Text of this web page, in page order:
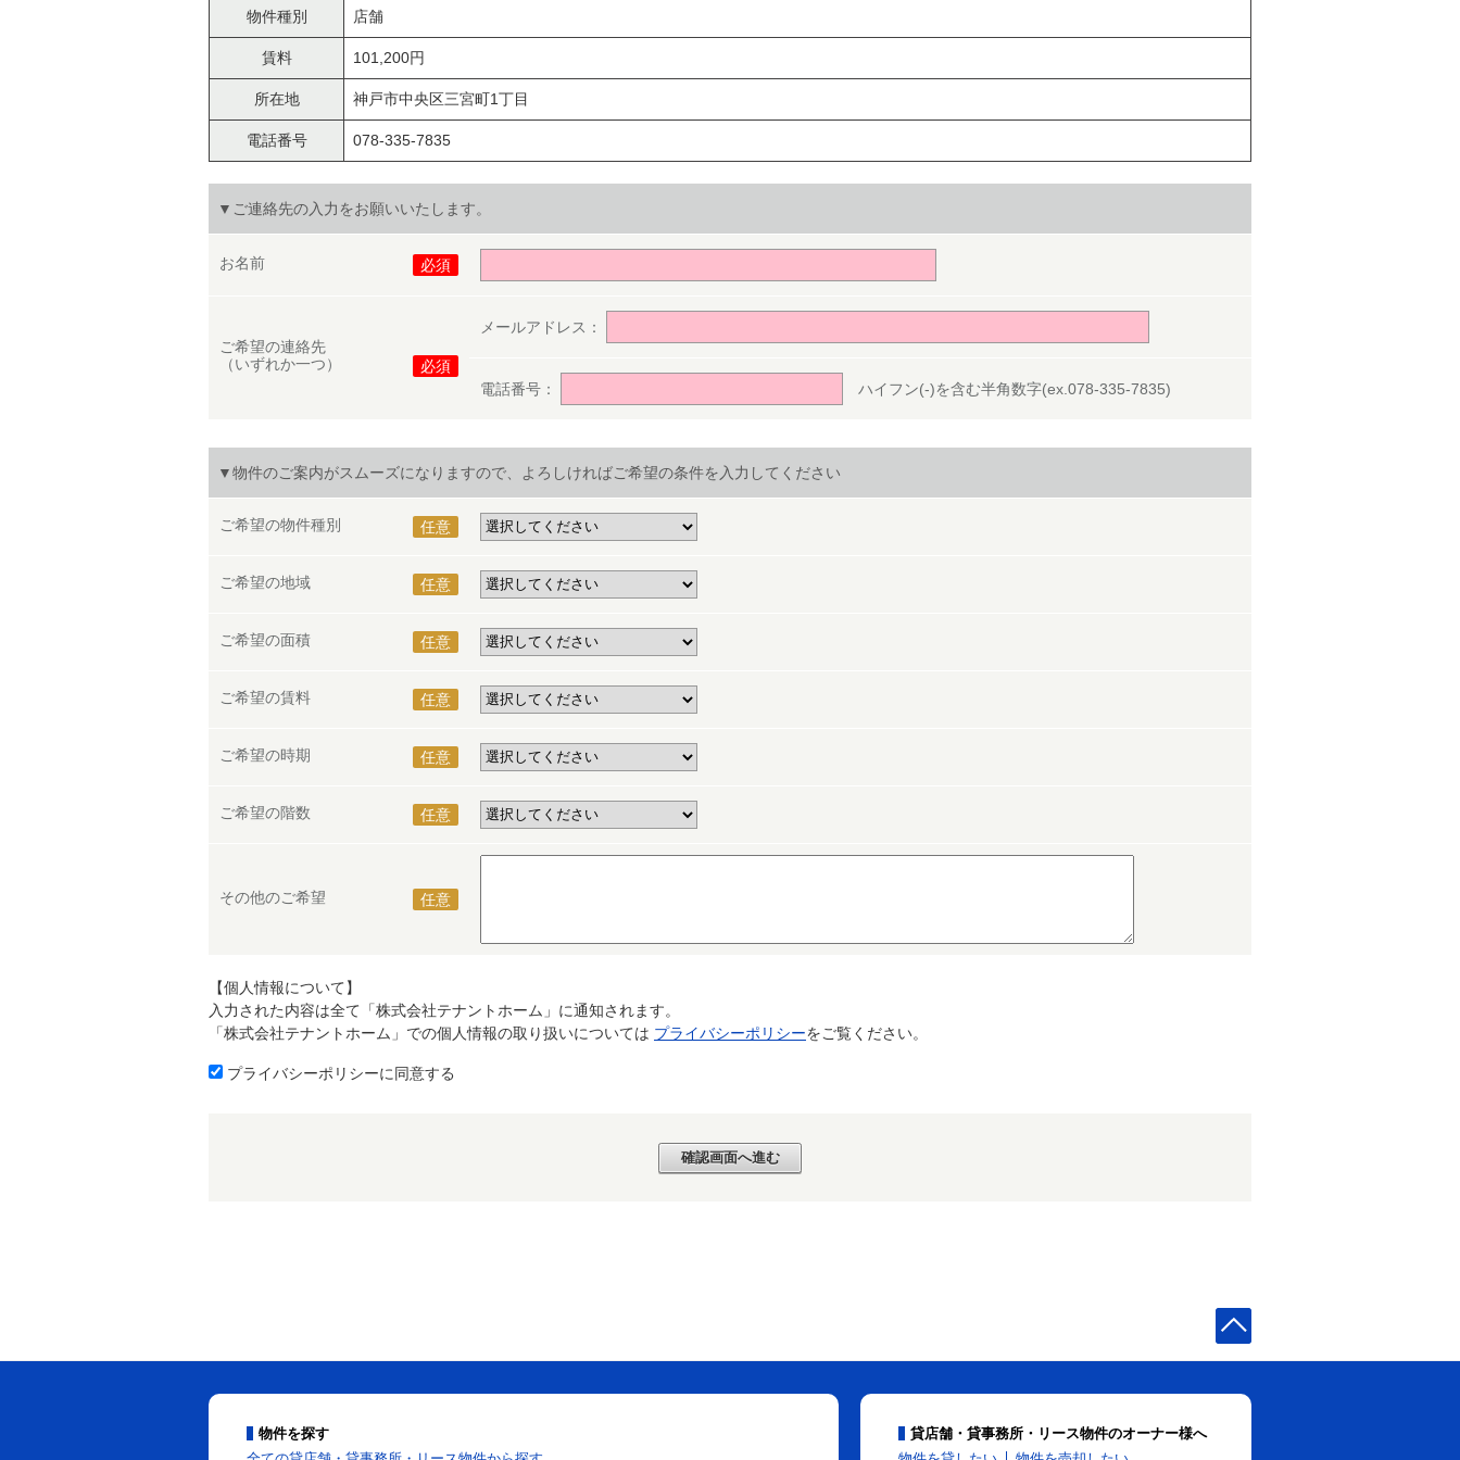
物件種別 店舗
賃料 101,200円
所在地 神戸市中央区三宮町1丁目
電話番号 078-335-7835
▼ご連絡先の入力をお願いいたします。
お名前 必須
ご希望の連絡先
（いずれか一つ）
必須
メールアドレス：
電話番号： ハイフン(-)を含む半角数字(ex.078-335-7835)
▼物件のご案内がスムーズになりますので、よろしければご希望の条件を入力してください
ご希望の物件種別 任意
ご希望の地域 任意
ご希望の面積 任意
ご希望の賃料 任意
ご希望の時期 任意
ご希望の階数 任意
その他のご希望 任意
【個人情報について】
入力された内容は全て「株式会社テナントホーム」に通知されます。
「株式会社テナントホーム」での個人情報の取り扱いについては プライバシーポリシーをご覧ください。
プライバシーポリシーに同意する
物件を探す
貸店舗・貸事務所・リース物件のオーナー様へ